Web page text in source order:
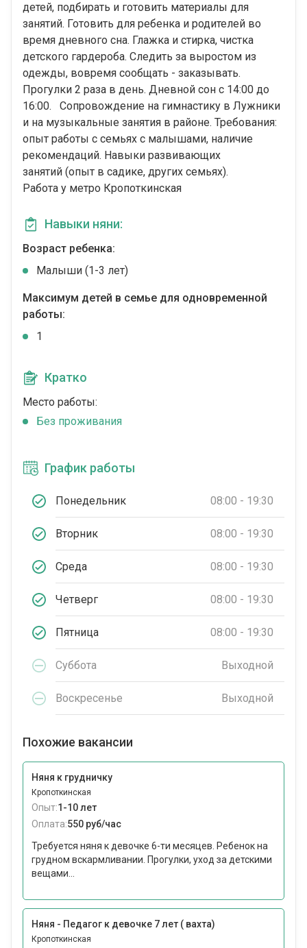
детей, подбирать и готовить материалы для
занятий. Готовить для ребенка и родителей во
время дневного сна. Глажка и стирка, чистка
детского гардероба. Следить за выростом из
одежды, вовремя сообщать - заказывать.
Прогулки 2 раза в день. Дневной сон с 14:00 до
16:00. Сопровождение на гимнастику в Лужники
и на музыкальные занятия в районе. Требования:
опыт работы с семьях с малышами, наличие
рекомендаций. Навыки развивающих
занятий (опыт в садике, других семьях).
Работа у метро Кропоткинская
Навыки няни:
Возраст ребенка:
Малыши (1-3 лет)
Максимум детей в семье для одновременной
работы:
1
Кратко
Место работы:
Без проживания
График работы
Понедельник 08:00 - 19:30
Вторник 08:00 - 19:30
Среда 08:00 - 19:30
Четверг 08:00 - 19:30
Пятница 08:00 - 19:30
Суббота Выходной
Воскресенье Выходной
Похожие вакансии
Няня к грудничку
Кропоткинская
Опыт:1-10 лет
Оплата:550 руб/час
Требуется няня к девочке 6-ти месяцев. Ребенок на
грудном вскармливании. Прогулки, уход за детскими
вещами...
Няня - Педагог к девочке 7 лет ( вахта)
Кропоткинская